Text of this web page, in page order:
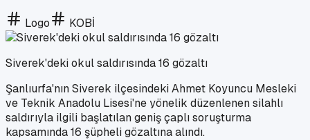
Logo KOBİ
Siverek'deki okul saldırısında 16 gözaltı
Şanlıurfa'nın Siverek ilçesindeki Ahmet Koyuncu Mesleki
ve Teknik Anadolu Lisesi'ne yönelik düzenlenen silahlı
saldırıyla ilgili başlatılan geniş çaplı soruşturma
kapsamında 16 şüpheli gözaltına alındı.